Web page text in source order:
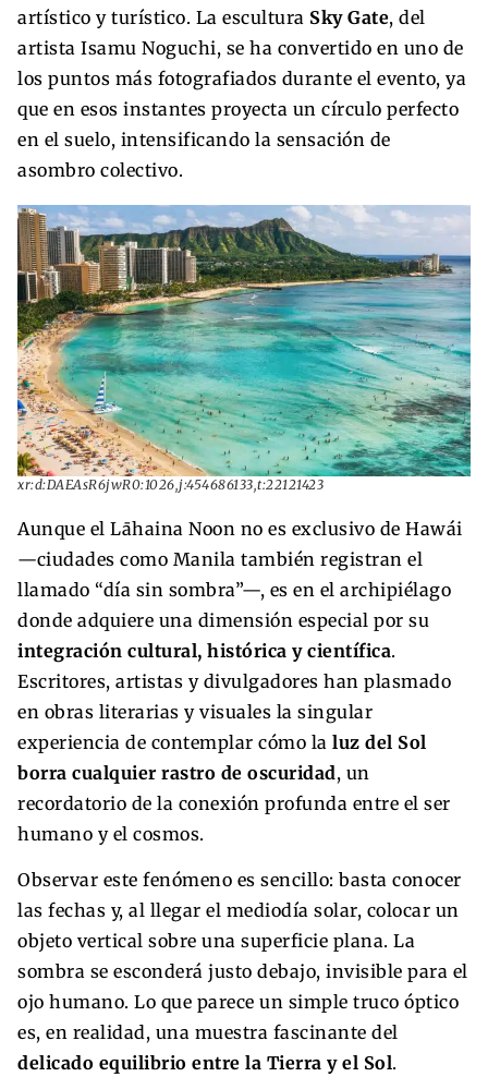
artístico y turístico. La escultura Sky Gate, del
artista Isamu Noguchi, se ha convertido en uno de
los puntos más fotografiados durante el evento, ya
que en esos instantes proyecta un círculo perfecto
en el suelo, intensificando la sensación de
asombro colectivo.
xr:d:DAEAsR6jwR0:1026,j:454686133,t:22121423
Aunque el Lāhaina Noon no es exclusivo de Hawái
—ciudades como Manila también registran el
llamado “día sin sombra”—, es en el archipiélago
donde adquiere una dimensión especial por su
integración cultural, histórica y científica.
Escritores, artistas y divulgadores han plasmado
en obras literarias y visuales la singular
experiencia de contemplar cómo la luz del Sol
borra cualquier rastro de oscuridad, un
recordatorio de la conexión profunda entre el ser
humano y el cosmos.
Observar este fenómeno es sencillo: basta conocer
las fechas y, al llegar el mediodía solar, colocar un
objeto vertical sobre una superficie plana. La
sombra se esconderá justo debajo, invisible para el
ojo humano. Lo que parece un simple truco óptico
es, en realidad, una muestra fascinante del
delicado equilibrio entre la Tierra y el Sol.